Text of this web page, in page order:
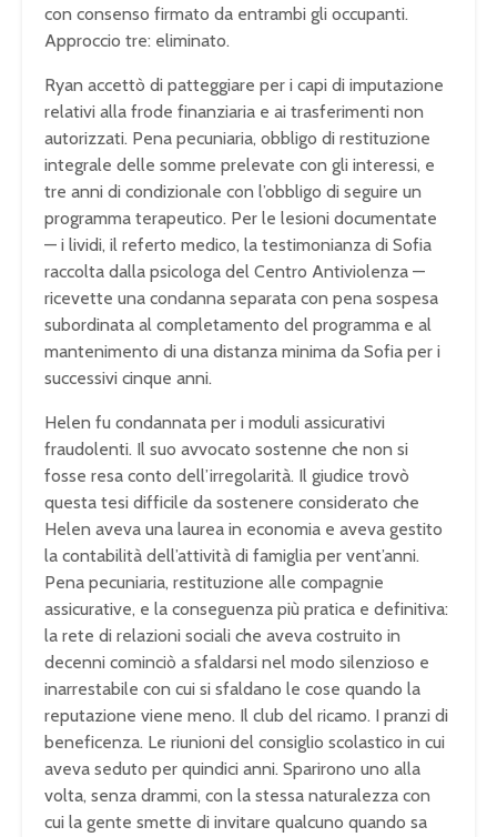
con consenso firmato da entrambi gli occupanti.
Approccio tre: eliminato.
Ryan accettò di patteggiare per i capi di imputazione
relativi alla frode finanziaria e ai trasferimenti non
autorizzati. Pena pecuniaria, obbligo di restituzione
integrale delle somme prelevate con gli interessi, e
tre anni di condizionale con l’obbligo di seguire un
programma terapeutico. Per le lesioni documentate
— i lividi, il referto medico, la testimonianza di Sofia
raccolta dalla psicologa del Centro Antiviolenza —
ricevette una condanna separata con pena sospesa
subordinata al completamento del programma e al
mantenimento di una distanza minima da Sofia per i
successivi cinque anni.
Helen fu condannata per i moduli assicurativi
fraudolenti. Il suo avvocato sostenne che non si
fosse resa conto dell’irregolarità. Il giudice trovò
questa tesi difficile da sostenere considerato che
Helen aveva una laurea in economia e aveva gestito
la contabilità dell’attività di famiglia per vent’anni.
Pena pecuniaria, restituzione alle compagnie
assicurative, e la conseguenza più pratica e definitiva:
la rete di relazioni sociali che aveva costruito in
decenni cominciò a sfaldarsi nel modo silenzioso e
inarrestabile con cui si sfaldano le cose quando la
reputazione viene meno. Il club del ricamo. I pranzi di
beneficenza. Le riunioni del consiglio scolastico in cui
aveva seduto per quindici anni. Sparirono uno alla
volta, senza drammi, con la stessa naturalezza con
cui la gente smette di invitare qualcuno quando sa